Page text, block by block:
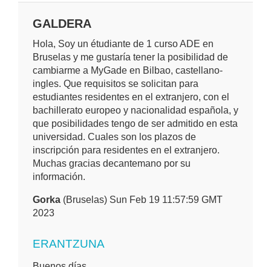
GALDERA
Hola, Soy un étudiante de 1 curso ADE en
Bruselas y me gustaría tener la posibilidad de
cambiarme a MyGade en Bilbao, castellano-
ingles. Que requisitos se solicitan para
estudiantes residentes en el extranjero, con el
bachillerato europeo y nacionalidad española, y
que posibilidades tengo de ser admitido en esta
universidad. Cuales son los plazos de
inscripción para residentes en el extranjero.
Muchas gracias decantemano por su
información.
Gorka (Bruselas) Sun Feb 19 11:57:59 GMT
2023
ERANTZUNA